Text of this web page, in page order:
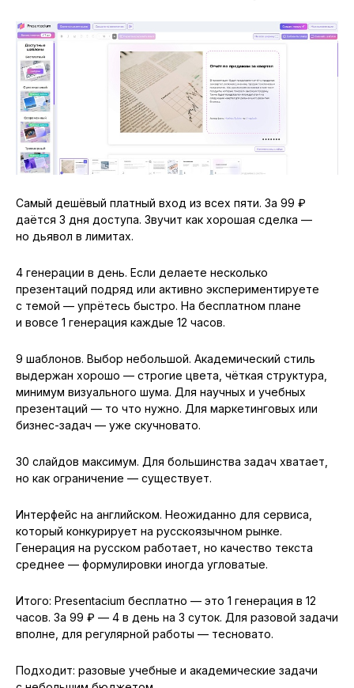
Самый дешёвый платный вход из всех пяти. За 99 ₽
даётся 3 дня доступа. Звучит как хорошая сделка —
но дьявол в лимитах.
4 генерации в день. Если делаете несколько
презентаций подряд или активно экспериментируете
с темой — упрётесь быстро. На бесплатном плане
и вовсе 1 генерация каждые 12 часов.
9 шаблонов. Выбор небольшой. Академический стиль
выдержан хорошо — строгие цвета, чёткая структура,
минимум визуального шума. Для научных и учебных
презентаций — то что нужно. Для маркетинговых или
бизнес-задач — уже скучновато.
30 слайдов максимум. Для большинства задач хватает,
но как ограничение — существует.
Интерфейс на английском. Неожиданно для сервиса,
который конкурирует на русскоязычном рынке.
Генерация на русском работает, но качество текста
среднее — формулировки иногда угловатые.
Итого: Presentacium бесплатно — это 1 генерация в 12
часов. За 99 ₽ — 4 в день на 3 суток. Для разовой задачи
вполне, для регулярной работы — тесновато.
Подходит: разовые учебные и академические задачи